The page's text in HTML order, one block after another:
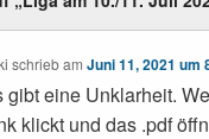
schriebamJuni 11, 2021 um
gibt eine Unklarheit.
klickt und das .pdf